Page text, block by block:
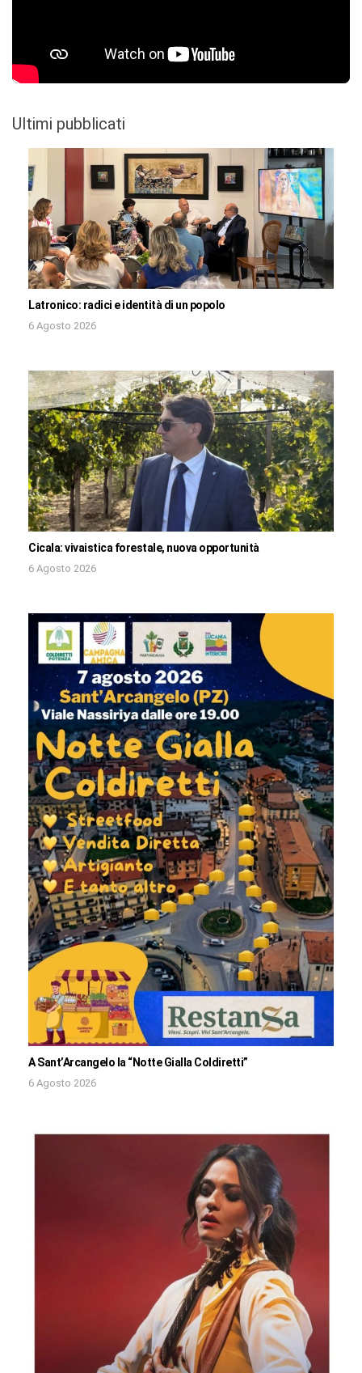
Ultimi pubblicati
Latronico: radici e identità di un popolo
6 Agosto 2026
Cicala: vivaistica forestale, nuova opportunità
6 Agosto 2026
A Sant’Arcangelo la “Notte Gialla Coldiretti”
6 Agosto 2026